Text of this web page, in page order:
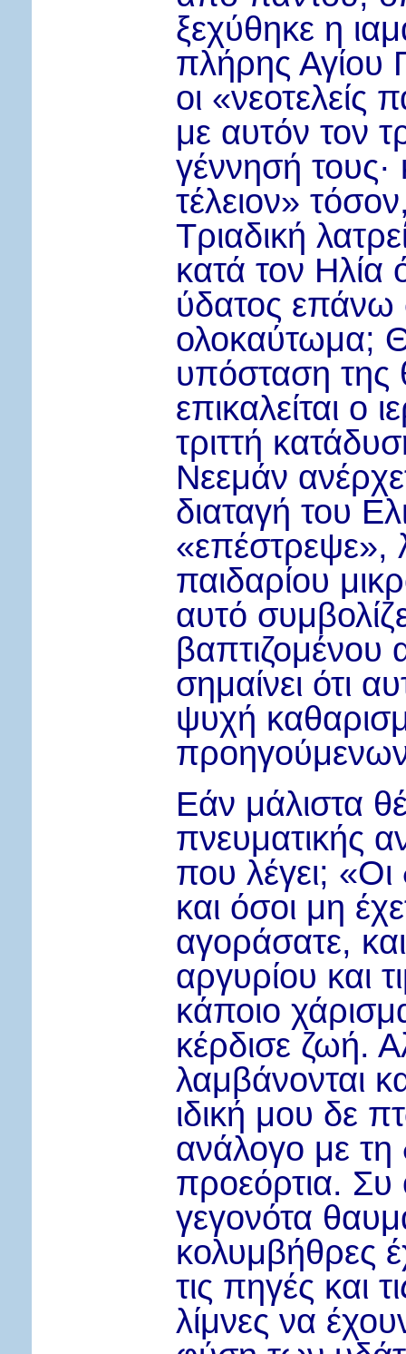
ξεχύθηκε η
πλήρης Αγίου
οι «νεοτελείς
με αυτόν τον
γέννησή τους·
τέλειον»
Τριαδική
κατά τον Ηλία
ύδατος επάνω
ολοκαύτωμα;
υπόσταση της
επικαλείται ο
τριττή
Νεεμάν
διαταγή του
«επέστρεψε»,
παιδαρίου
αυτό
βαπτιζομένου
σημαίνει ότι
ψυχή
Εάν μάλιστα
πνευματικής
που λέγει;
και όσοι μη
αγοράσατε,
αργυρίου και
κάποιο
κέρδισε ζωή.
λαμβάνονται
ιδική μου δε
ανάλογο με τη
προεόρτια. Συ
γεγονότα
κολυμβήθρες
τις πηγές και
λίμνες να